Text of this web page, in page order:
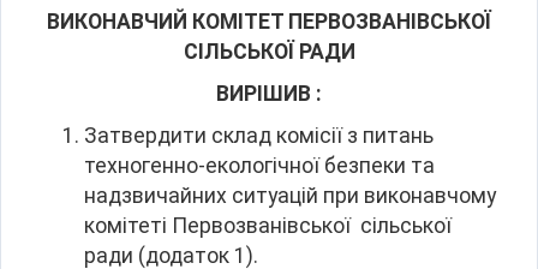
ВИКОНАВЧИЙ КОМІТЕТ ПЕРВОЗВАНІВСЬКОЇ
СІЛЬСЬКОЇ РАДИ
ВИРІШИВ :
Затвердити склад комісії з питань
техногенно-екологічної безпеки та
надзвичайних ситуацій при виконавчому
комітеті Первозванівської сільської
ради (додаток 1).